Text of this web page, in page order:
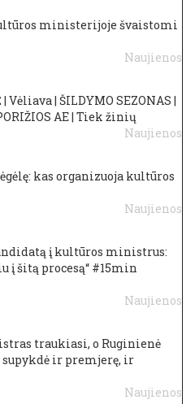
ministerijoje švaistomi
Naujienos
Vėliava | ŠILDYMO SEZONAS |
AE | Tiek žinių
Naujienos
kas organizuoja kultūros
Naujienos
į kultūros ministrus:
į šitą procesą“ #15min
Naujienos
traukiasi, o Ruginienė
ir premjerę, ir
Naujienos